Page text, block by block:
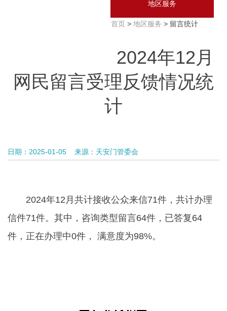
地区服务
首页> 地区服务 > 留言统计
2024年12月
网民留言受理反馈情况统
计
日期：2025-01-05 来源：天安门管委会
2024年12月共计接收公众来信71件，共计办理
信件71件。其中，咨询类型留言64件，已答复64
件，正在办理中0件， 满意度为98%。